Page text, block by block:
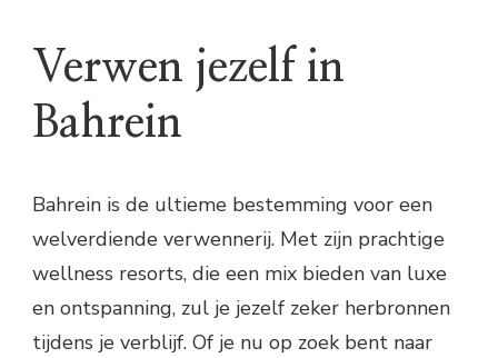
Verwen jezelf in
Bahrein
Bahrein is de ultieme bestemming voor een
welverdiende verwennerij. Met zijn prachtige
wellness resorts, die een mix bieden van luxe
en ontspanning, zul je jezelf zeker herbronnen
tijdens je verblijf. Of je nu op zoek bent naar